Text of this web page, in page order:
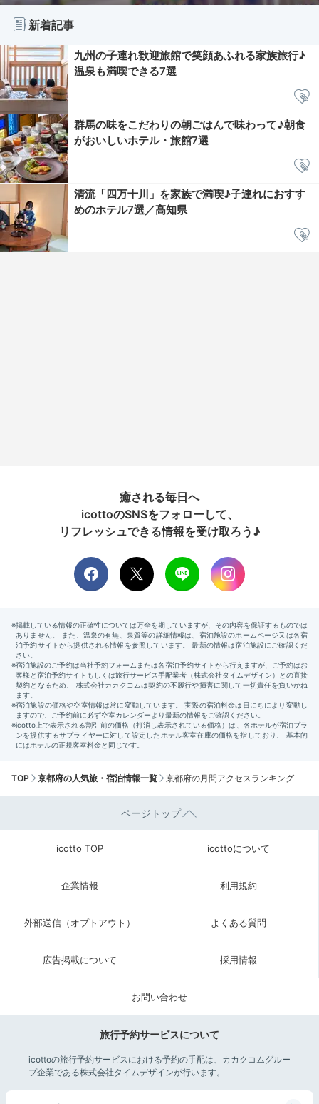
新着記事
九州の子連れ歓迎旅館で笑顔あふれる家族旅行♪
温泉も満喫できる7選
群馬の味をこだわりの朝ごはんで味わって♪朝食
がおいしいホテル・旅館7選
清流「四万十川」を家族で満喫♪子連れにおすす
めのホテル7選／高知県
癒される毎日へ
icottoのSNSをフォローして、
リフレッシュできる情報を受け取ろう♪
TOP 京都府の人気旅・宿泊情報一覧 京都府の月間アクセスランキング
ページトップ
icotto TOP icottoについて
企業情報 利用規約
外部送信（オプトアウト） よくある質問
広告掲載について 採用情報
お問い合わせ
旅行予約サービスについて
icottoの旅行予約サービスにおける予約の手配は、カカクコムグルー
プ企業である株式会社タイムデザインが行います。